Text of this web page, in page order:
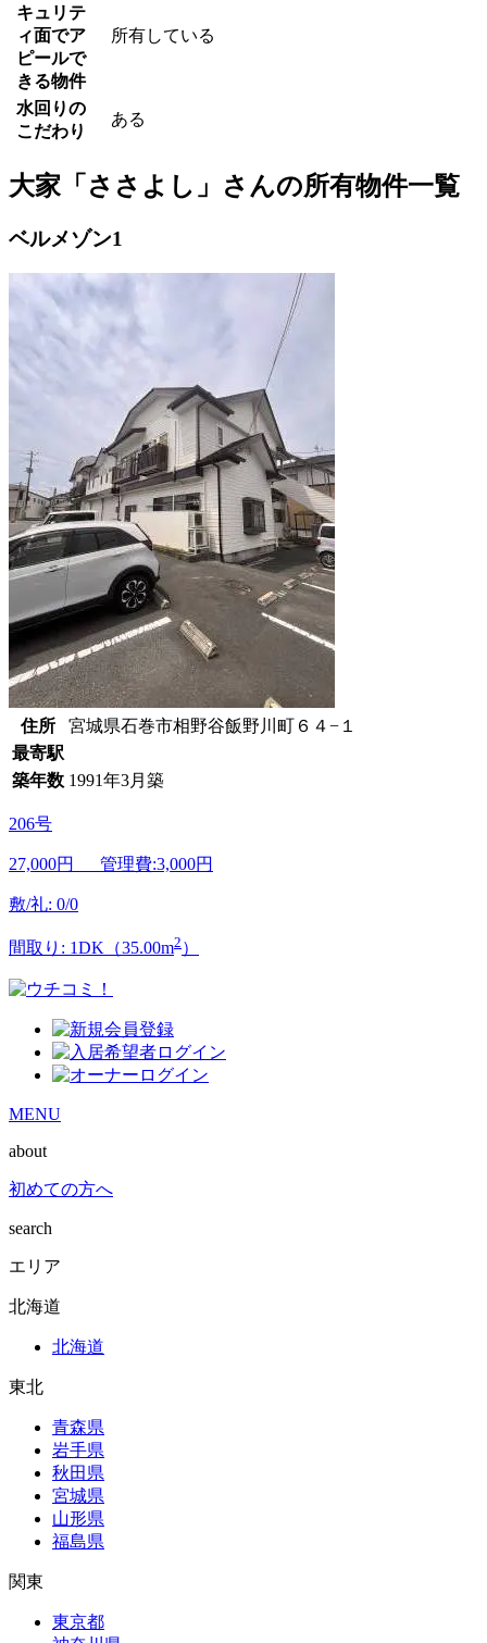
キュリテ
ィ面でア
ピールで
きる物件
所有している
水回りの
こだわり
ある
大家「ささよし」さんの所有物件一覧
ベルメゾン1
住所
宮城県石巻市相野谷飯野川町６４−１
最寄駅
築年数 1991年3月築
206号
27,000円 管理費:3,000円
敷/礼: 0/0
間取り: 1DK（35.00m2 ）
MENU
about
初めての方へ
search
エリア
北海道
北海道
東北
青森県
岩手県
秋田県
宮城県
山形県
福島県
関東
東京都